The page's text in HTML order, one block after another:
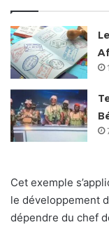
Cet exemple
le développement
dépendre du chef